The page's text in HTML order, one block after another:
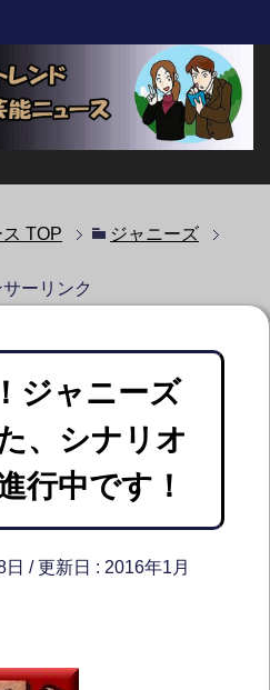
TOP ジャニーズ
ーリンク
ジャニーズ
、シナリオ
行中です！
/ 更新日 : 2016年1月